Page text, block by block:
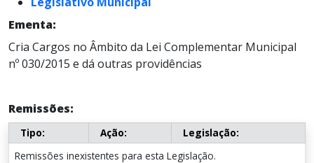
Ementa:
Cria Cargos no Âmbito da Lei Complementar Municipal
nº 030/2015 e dá outras providências
Remissões:
Tipo: Ação:
Legislação:
Remissões inexistentes para esta Legislação.